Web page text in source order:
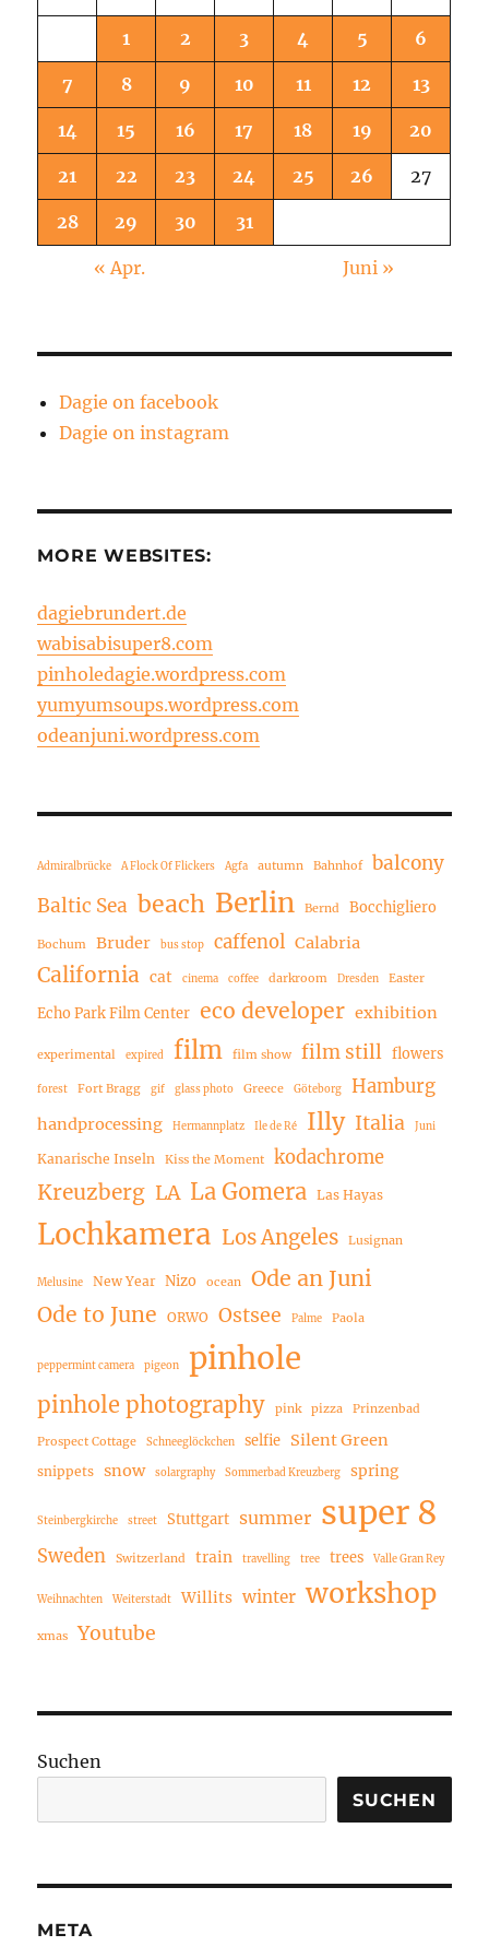
1 2 3 4 5 6
7 8 9 10 11 12 13
14 15 16 17 18 19 20
21 22 23 24 25 26 27
28 29 30 31
« Apr. Juni »
Dagie on facebook
Dagie on instagram
MORE WEBSITES:
dagiebrundert.de
wabisabisuper8.com
pinholedagie.wordpress.com
yumyumsoups.wordpress.com
odeanjuni.wordpress.com
Admiralbrücke A Flock Of Flickers Agfa autumn Bahnhof
balcony
Baltic Sea beach Berlin Bernd Bocchigliero
Bochum Bruder bus stop caffenol Calabria
California cat cinema coffee darkroom Dresden Easter
Echo Park Film Center eco developer exhibition
experimental expired film film show film still flowers
forest Fort Bragg gif glass photo Greece Göteborg Hamburg
handprocessing Hermannplatz Ile de Ré Illy Italia Juni
Kanarische Inseln Kiss the Moment kodachrome
Kreuzberg LA La Gomera Las Hayas
Lochkamera Los Angeles Lusignan
Melusine New Year Nizo ocean
Ode an Juni
Ode to June
ORWO Ostsee Palme Paola
peppermint camera pigeon pinhole
pinhole photography pink pizza Prinzenbad
Prospect Cottage Schneeglöckchen selfie Silent Green
snippets snow solargraphy Sommerbad Kreuzberg spring
Steinbergkirche street Stuttgart summer super 8
Sweden Switzerland train travelling tree trees Valle Gran Rey
Weihnachten Weiterstadt Willits winter workshop
xmas Youtube
Suchen
SUCHEN
META